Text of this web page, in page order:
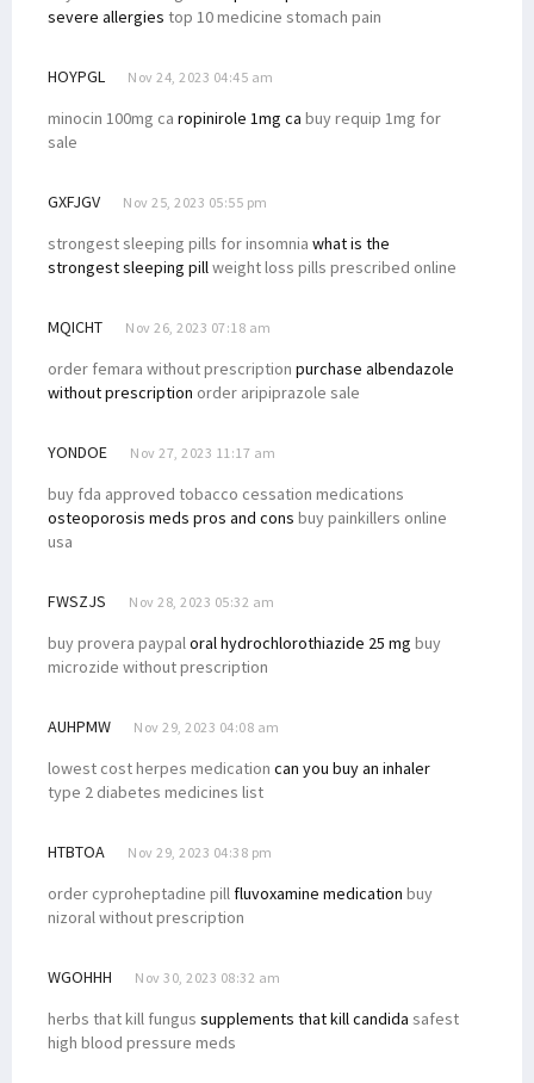
severe allergies top 10 medicine stomach pain
HOYPGL Nov 24, 2023 04:45 am
minocin 100mg ca ropinirole 1mg ca buy requip 1mg for
sale
GXFJGV Nov 25, 2023 05:55 pm
strongest sleeping pills for insomnia what is the
strongest sleeping pillweight loss pills prescribed online
MQICHT Nov 26, 2023 07:18 am
order femara without prescription purchase albendazole
without prescription order aripiprazole sale
YONDOE Nov 27, 2023 11:17 am
buy fda approved tobacco cessation medications
osteoporosis meds pros and cons buy painkillers online
usa
FWSZJS Nov 28, 2023 05:32 am
buy provera paypaloral hydrochlorothiazide 25 mg buy
microzide without prescription
AUHPMW Nov 29, 2023 04:08 am
lowest cost herpes medication can you buy an inhaler
type 2 diabetes medicines list
HTBTOA Nov 29, 2023 04:38 pm
order cyproheptadine pill fluvoxamine medication buy
nizoral without prescription
WGOHHH Nov 30, 2023 08:32 am
herbs that kill fungus supplements that kill candida safest
high blood pressure meds